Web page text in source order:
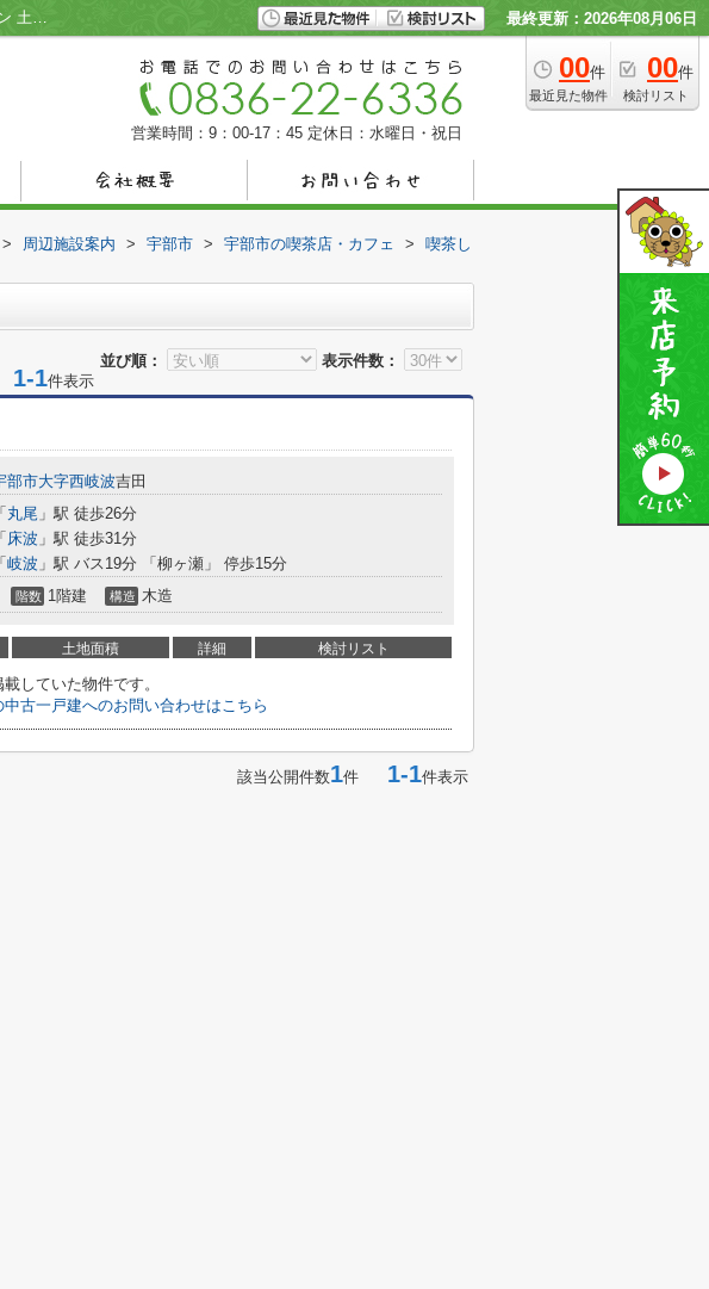
喫茶しらつち周辺の物件一覧｜宇部市の不動産情報 賃貸アパ－ト 貸家 中古住宅 中古マンション 土地｜株式会社和幸不動産 最終更新：2026年08月06日
00件
最近見た物件
00件
検討リスト
営業時間：9：00-17：45 定休日：水曜日・祝日
> 周辺施設案内 > 宇部市 > 宇部市の喫茶店・カフェ >
喫茶し
並び順： 表示件数：
1件表示
部市大字西岐波吉田
「 丸尾 」駅 徒歩26分
「 床波 」駅 徒歩31分
「 岐波 」駅 バス19分 「柳ヶ瀬」 停歩15分
階数 1階建 構造 木造
土地面積 詳細 検討リスト
していた物件です。
古一戸建へのお問い合わせはこちら
該当公開件数1件 1-1件表示